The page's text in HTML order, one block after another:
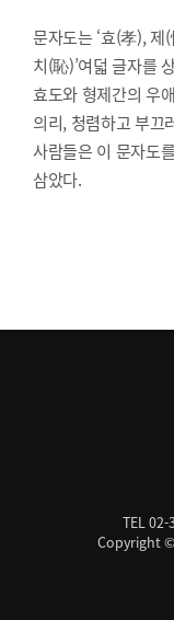
문자도는 ‘효(孝),
치(恥)’여덟 글자를
효도와 형제간의 우
의리, 청렴하고 부끄
사람들은 이 문자도
삼았다.
TEL
Copyright ©